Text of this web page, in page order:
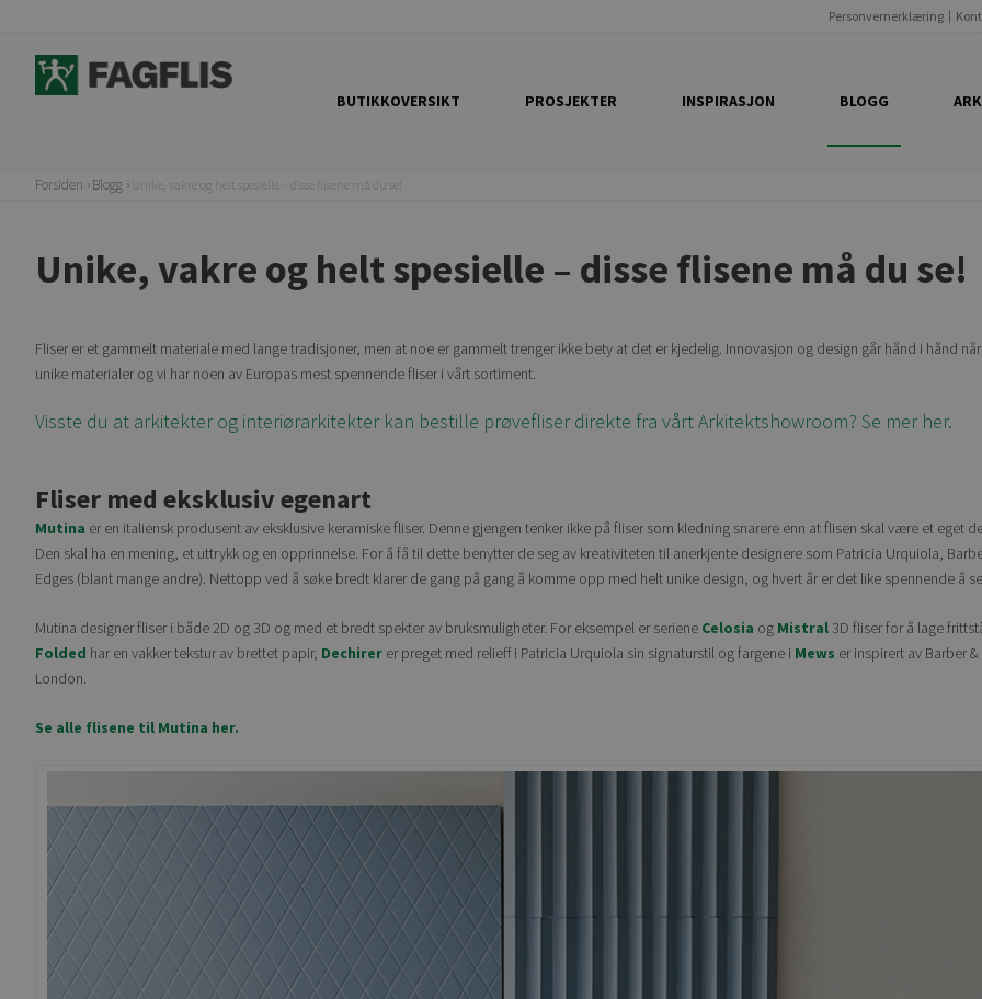
Personvernerklæring
BUTIKKOVERSIKT PROSJEKTER INSPIRASJON BLOGG
Forsiden Blogg Unike, vakre og helt spesielle – disse flisene må du se!
Unike, vakre og helt spesielle – disse flisene må du se!
Fliser er et gammelt materiale med lange tradisjoner, men at noe er gammelt trenger ikke bety at det er kjedelig. Innovasjon og design går hånd i hånd
unike materialer og vi har noen av Europas mest spennende fliser i vårt sortiment.
Visste du at arkitekter og interiørarkitekter kan bestille prøvefliser direkte fra vårt Arkitektshowroom? Se mer her.
Fliser med eksklusiv egenart
Mutina er en italiensk produsent av eksklusive keramiske fliser. Denne gjengen tenker ikke på fliser som kledning snarere enn at flisen skal være et eget
Den skal ha en mening, et uttrykk og en opprinnelse. For å få til dette benytter de seg av kreativiteten til anerkjente designere som Patricia Urquiola,
Edges (blant mange andre). Nettopp ved å søke bredt klarer de gang på gang å komme opp med helt unike design, og hvert år er det like spennende å
Mutina designer fliser i både 2D og 3D og med et bredt spekter av bruksmuligheter. For eksempel er seriene Celosia og Mistral 3D fliser for å lage
Folded har en vakker tekstur av brettet papir, Dechirer er preget med relieff i Patricia Urquiola sin signaturstil og fargene i Mews er inspirert av Barber
London.
Se alle flisene til Mutina her.